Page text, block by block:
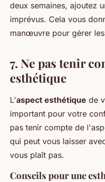
deux semaines, ajoutez
imprévus. Cela vous
manœuvre pour gérer
7. Ne pas tenir
esthétique
L'aspect esthétique de
important pour votre
pas tenir compte de
qui peut vous laisser
vous plaît pas.
Conseils pour une